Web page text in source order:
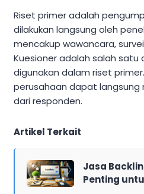
Riset primer adalah
dilakukan langsung oleh
mencakup wawancara,
Kuesioner adalah salah satu
digunakan dalam riset
perusahaan dapat
dari responden.
Artikel Terkait
Jasa
Penting